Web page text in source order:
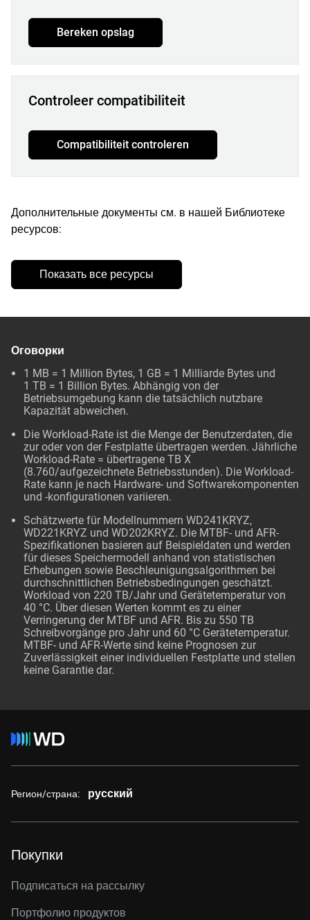
Bereken opslag
Controleer compatibiliteit
Compatibiliteit controleren
Дополнительные документы см. в нашей Библиотеке
ресурсов:
Показать все ресурсы
Оговорки
1 MB = 1 Million Bytes, 1 GB = 1 Milliarde Bytes und
1 TB = 1 Billion Bytes. Abhängig von der
Betriebsumgebung kann die tatsächlich nutzbare
Kapazität abweichen.
Die Workload-Rate ist die Menge der Benutzerdaten, die
zur oder von der Festplatte übertragen werden. Jährliche
Workload-Rate = übertragene TB X
(8.760/aufgezeichnete Betriebsstunden). Die Workload-
Rate kann je nach Hardware- und Softwarekomponenten
und -konfigurationen variieren.
Schätzwerte für Modellnummern WD241KRYZ,
WD221KRYZ und WD202KRYZ. Die MTBF- und AFR-
Spezifikationen basieren auf Beispieldaten und werden
für dieses Speichermodell anhand von statistischen
Erhebungen sowie Beschleunigungsalgorithmen bei
durchschnittlichen Betriebsbedingungen geschätzt.
Workload von 220 TB/Jahr und Gerätetemperatur von
40 °C. Über diesen Werten kommt es zu einer
Verringerung der MTBF und AFR. Bis zu 550 TB
Schreibvorgänge pro Jahr und 60 °C Gerätetemperatur.
MTBF- und AFR-Werte sind keine Prognosen zur
Zuverlässigkeit einer individuellen Festplatte und stellen
keine Garantie dar.
Регион/страна: русский
Покупки
Подписаться на рассылку
Портфолио продуктов